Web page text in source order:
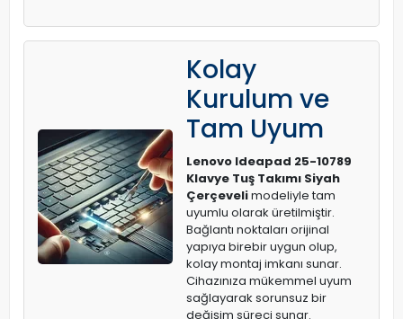
Kolay
Kurulum ve
Tam Uyum
Lenovo Ideapad 25-10789
Klavye Tuş Takımı Siyah
Çerçevelimodeliyle tam
uyumlu olarak üretilmiştir.
Bağlantı noktaları orijinal
yapıya birebir uygun olup,
kolay montaj imkanı sunar.
Cihazınıza mükemmel uyum
sağlayarak sorunsuz bir
değişim süreci sunar.